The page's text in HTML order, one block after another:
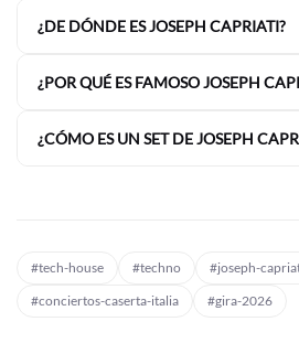
¿DE DÓNDE ES JOSEPH CAPRIATI?
¿POR QUÉ ES FAMOSO JOSEPH
¿CÓMO ES UN SET DE JOSEPH
#tech-house #techno
#joseph-
#conciertos-caserta-italia
#gira-2026